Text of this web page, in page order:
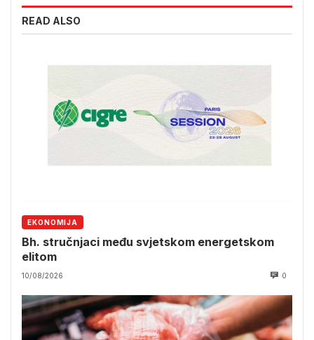
READ ALSO
EKONOMIJA
Bh. stručnjaci među svjetskom energetskom
elitom
10/08/2026 0